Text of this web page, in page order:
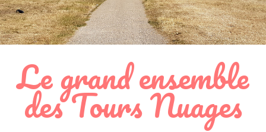
Le grand ensemble
des Tours Nuages